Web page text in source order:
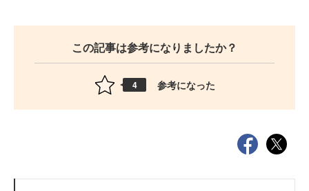
この記事は参考になりましたか？
4 参考になった